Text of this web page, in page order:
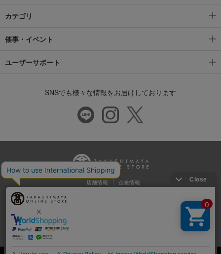
カテゴリ
催事・イベント
ユーザーサポート
SNSでも様々な情報をお届けしております
店舗情報 企業情報
推奨環境 特定商取引法に基づく表示
プライバシーポリシー
Cookie等の第三者提供について
ウェブアクセシビリティ方針